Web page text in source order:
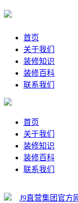
首页
关于我们
装修知识
装修百科
联系我们
首页
关于我们
装修知识
装修百科
联系我们
J9直营集团官方